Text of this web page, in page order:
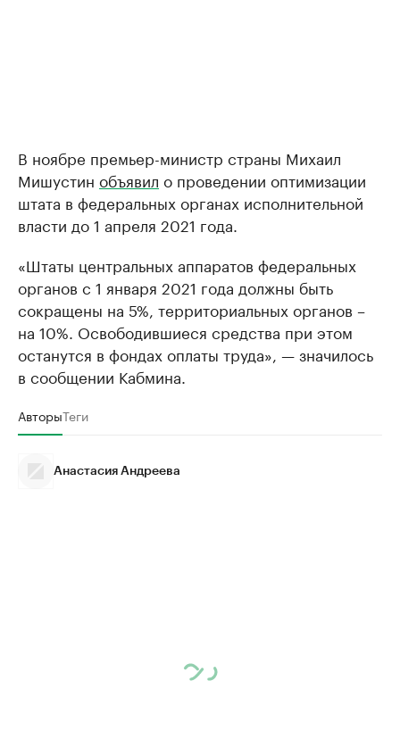
В ноябре премьер-министр страны Михаил
Мишустин объявил о проведении оптимизации
штата в федеральных органах исполнительной
власти до 1 апреля 2021 года.
«Штаты центральных аппаратов федеральных
органов с 1 января 2021 года должны быть
сокращены на 5%, территориальных органов –
на 10%. Освободившиеся средства при этом
останутся в фондах оплаты труда», — значилось
в сообщении Кабмина.
АвторыТеги
Анастасия Андреева